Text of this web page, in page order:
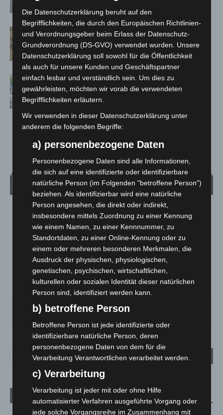
Hannover Klassik Open Air 2026:
Französische Oper im Maschpark
Blaulichtmeile Langenhagen 2026:
Polizei, Feuerwehr und Rettung
hautnah erleben
Wetter
LANGENHAGEN
Klarer Himmel
13.7° 14.9°
12.2°
83% 3.2m/s
FR. SA. SO.
Aktuelle Beiträge
Die Datenschutzerklärung beruht auf den
Begrifflichkeiten, die durch den Europäischen Richtlinien-
und Verordnungsgeber beim Erlass der Datenschutz-
Grundverordnung (DS-GVO) verwendet wurden. Unsere
Datenschutzerklärung soll sowohl für die Öffentlichkeit
als auch für unsere Kunden und Geschäftspartner
einfach lesbar und verständlich sein. Um dies zu
gewährleisten, möchten wir vorab die verwendeten
Begrifflichkeiten erläutern.
Wir verwenden in dieser Datenschutzerklärung unter
anderem die folgenden Begriffe:
a) personenbezogene Daten
Personenbezogene Daten sind alle Informationen,
die sich auf eine identifizierte oder identifizierbare
natürliche Person (im Folgenden "betroffene Person")
beziehen. Als identifizierbar wird eine natürliche
Person angesehen, die direkt oder indirekt,
insbesondere mittels Zuordnung zu einer Kennung
wie einem Namen, zu einer Kennnummer, zu
Standortdaten, zu einer Online-Kennung oder zu
einem oder mehreren besonderen Merkmalen, die
Ausdruck der physischen, physiologischen,
genetischen, psychischen, wirtschaftlichen,
kulturellen oder sozialen Identität dieser natürlichen
Person sind, identifiziert werden kann.
b) betroffene Person
Betroffene Person ist jede identifizierte oder
identifizierbare natürliche Person, deren
personenbezogene Daten von dem für die
Verarbeitung Verantwortlichen verarbeitet werden.
c) Verarbeitung
Verarbeitung ist jeder mit oder ohne Hilfe
automatisierter Verfahren ausgeführte Vorgang oder
jede solche Vorgangsreihe im Zusammenhang mit